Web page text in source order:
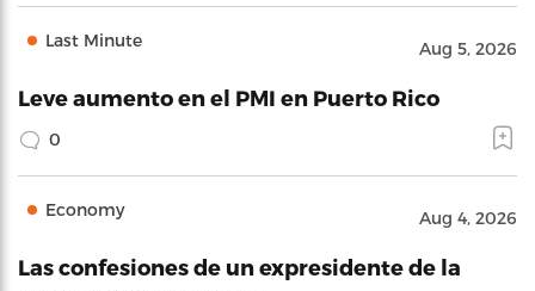
Last Minute Aug 5, 2026
Leve aumento en el PMI en Puerto Rico
0
Economy Aug 4, 2026
Las confesiones de un expresidente de la